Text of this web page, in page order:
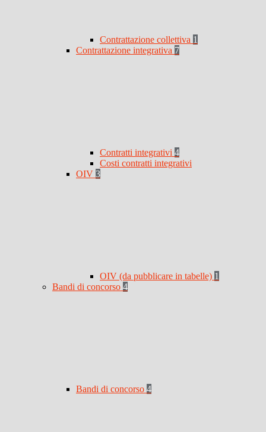
Contrattazione collettiva 1
Contrattazione integrativa 7
Contratti integrativi 4
Costi contratti integrativi
OIV 3
OIV (da pubblicare in tabelle) 1
Bandi di concorso 4
Bandi di concorso 4